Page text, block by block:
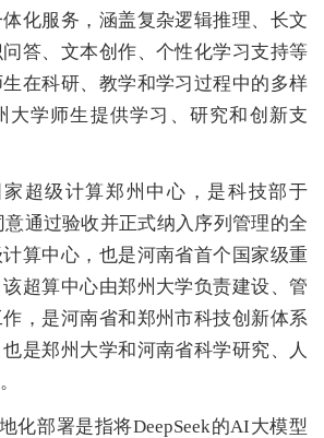
化服务，涵盖复杂逻辑推理、长文
答、文本创作、个性化学习支持等
在科研、教学和学习过程中的多样
大学师生提供学习、研究和创新支
超级计算郑州中心，是科技部于
意通过验收并正式纳入序列管理的全
算中心，也是河南省首个国家级重
超算中心由郑州大学负责建设、管
，是河南省和郑州市科技创新体系
是郑州大学和河南省科学研究、人
化部署是指将DeepSeek的AI大模型